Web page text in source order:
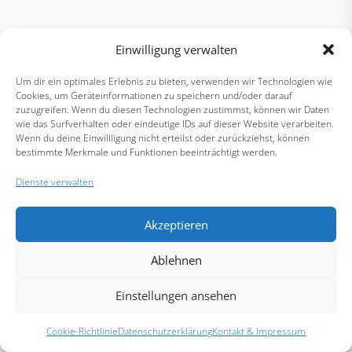
Einwilligung verwalten
Um dir ein optimales Erlebnis zu bieten, verwenden wir Technologien wie
Cookies, um Geräteinformationen zu speichern und/oder darauf
zuzugreifen. Wenn du diesen Technologien zustimmst, können wir Daten
wie das Surfverhalten oder eindeutige IDs auf dieser Website verarbeiten.
Wenn du deine Einwillligung nicht erteilst oder zurückziehst, können
bestimmte Merkmale und Funktionen beeinträchtigt werden.
Dienste verwalten
Akzeptieren
Ablehnen
Einstellungen ansehen
Cookie-RichtlinieDatenschutzerklärungKontakt & Impressum